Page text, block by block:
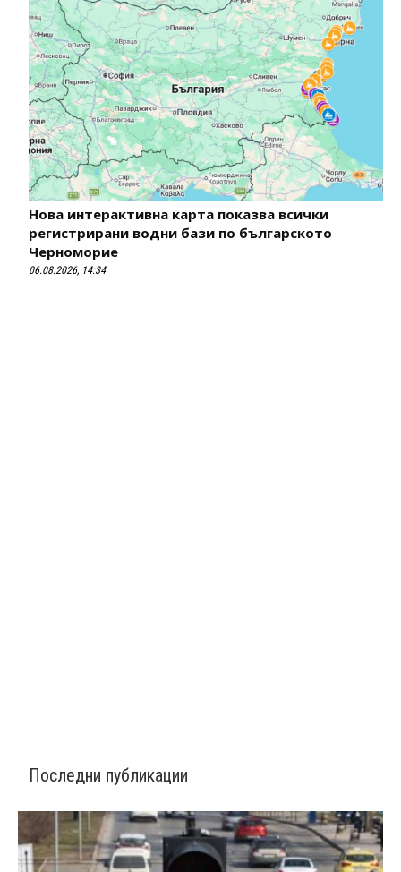
Нова интерактивна карта показва всички
регистрирани водни бази по българското
Черноморие
06.08.2026, 14:34
Последни публикации